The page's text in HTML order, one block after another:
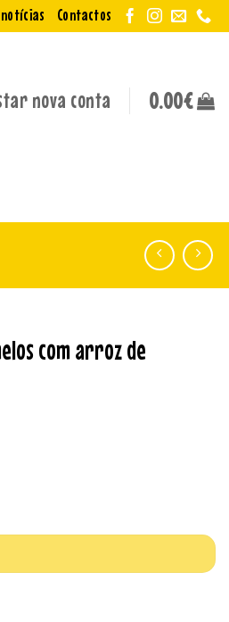
Contactos
nova conta 0.00€
com arroz de
e cogumelos com arroz de